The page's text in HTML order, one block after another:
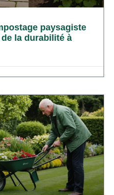
paysagiste
la durabilité à